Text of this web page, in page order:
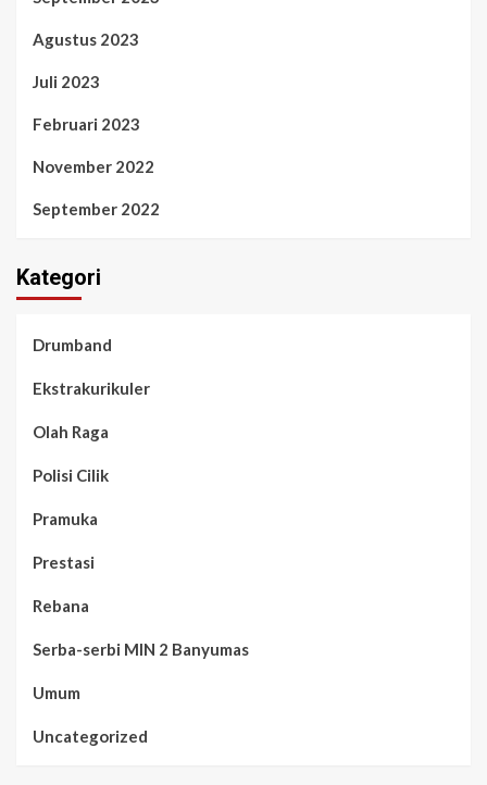
Agustus 2023
Juli 2023
Februari 2023
November 2022
September 2022
Kategori
Drumband
Ekstrakurikuler
Olah Raga
Polisi Cilik
Pramuka
Prestasi
Rebana
Serba-serbi MIN 2 Banyumas
Umum
Uncategorized